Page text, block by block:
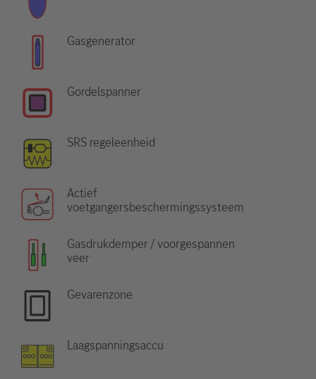
Gasgenerator
Gordelspanner
SRS regeleenheid
Actief
voetgangersbeschermingssysteem
Gasdrukdemper / voorgespannen
veer
Gevarenzone
Laagspanningsaccu